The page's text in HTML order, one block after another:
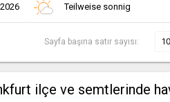
Teilweise sonnig
Sayfa başına satır sayısı:
ilçe ve semtlerinde